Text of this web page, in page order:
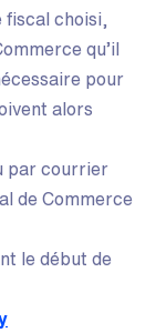
choisi,
qu’il
pour
alors
par courrier
de Commerce
le début de